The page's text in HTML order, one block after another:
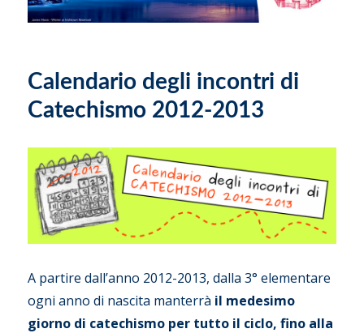
Calendario degli incontri di
Catechismo 2012-2013
A partire dall’anno 2012-2013, dalla 3° elementare
ogni anno di nascita manterrà il medesimo
giorno di catechismo per tutto il ciclo, fino alla